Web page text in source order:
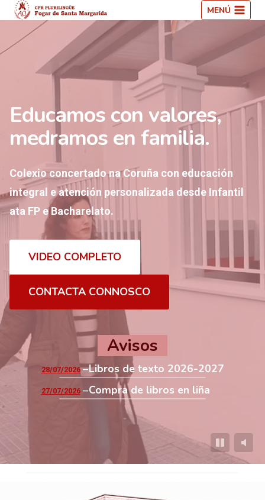
Saltar
ao
contido
MENÚ
Educamos con valores,
medramos en familia.
Colexio concertado na Coruña con educación
integral e atención personalizada desde Infantil
ata FP e Bacharelato.
VIDEO COMPLETO
CONTACTA CONNOSCO
Avisos
28/07/2026 Libros de texto 2026-2027
27/07/2026 Compra de libros en liña